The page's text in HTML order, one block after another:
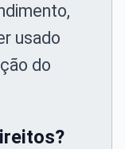
usado
do